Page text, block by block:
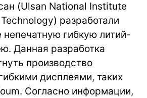
(Ulsan National Institute
разработали
гибкую литий-
Данная разработка
производство
дисплеями, таких
Согласно информации,